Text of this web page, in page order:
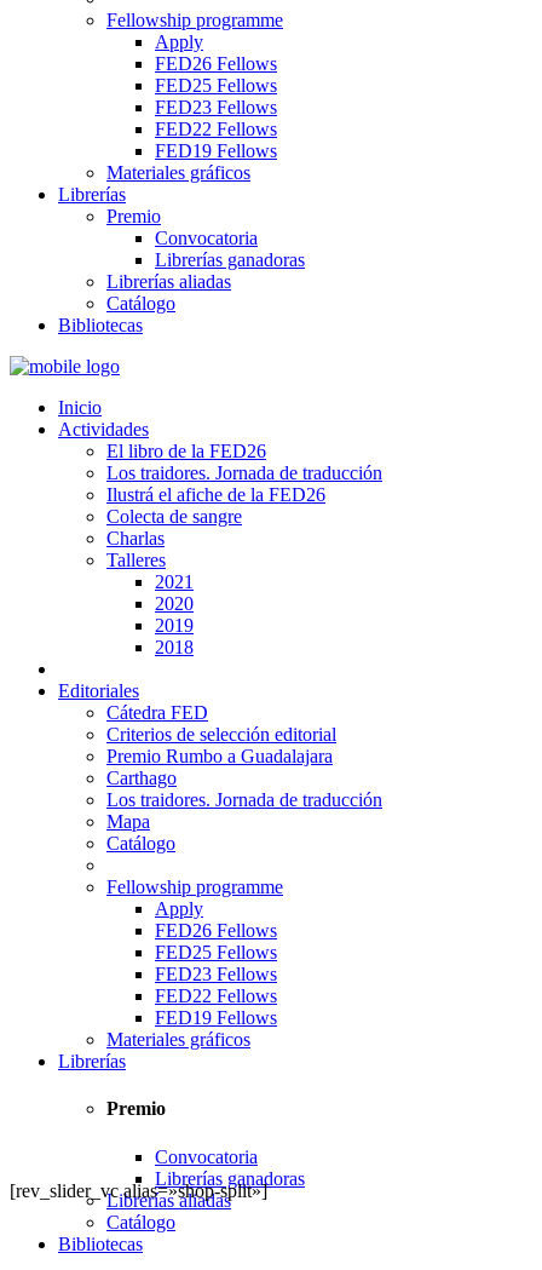
Fellowship programme
Apply
FED26 Fellows
FED25 Fellows
FED23 Fellows
FED22 Fellows
FED19 Fellows
Materiales gráficos
Librerías
Premio
Convocatoria
Librerías ganadoras
Librerías aliadas
Catálogo
Bibliotecas
Inicio
Actividades
El libro de la FED26
Los traidores. Jornada de traducción
Ilustrá el afiche de la FED26
Colecta de sangre
Charlas
Talleres
2021
2020
2019
2018
Editoriales
Cátedra FED
Criterios de selección editorial
Premio Rumbo a Guadalajara
Carthago
Los traidores. Jornada de traducción
Mapa
Catálogo
Fellowship programme
Apply
FED26 Fellows
FED25 Fellows
FED23 Fellows
FED22 Fellows
FED19 Fellows
Materiales gráficos
Librerías
Premio
Convocatoria
Librerías ganadoras
Librerías aliadas
Catálogo
Bibliotecas
[rev_slider_vc alias=»shop-split»]